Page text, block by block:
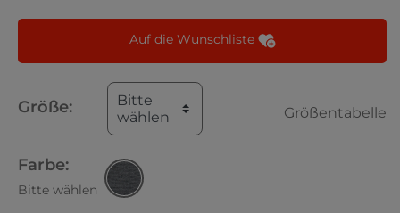
Auf die Wunschliste
Größe:
Bitte
wählen
Größentabelle
Farbe:
Bitte wählen